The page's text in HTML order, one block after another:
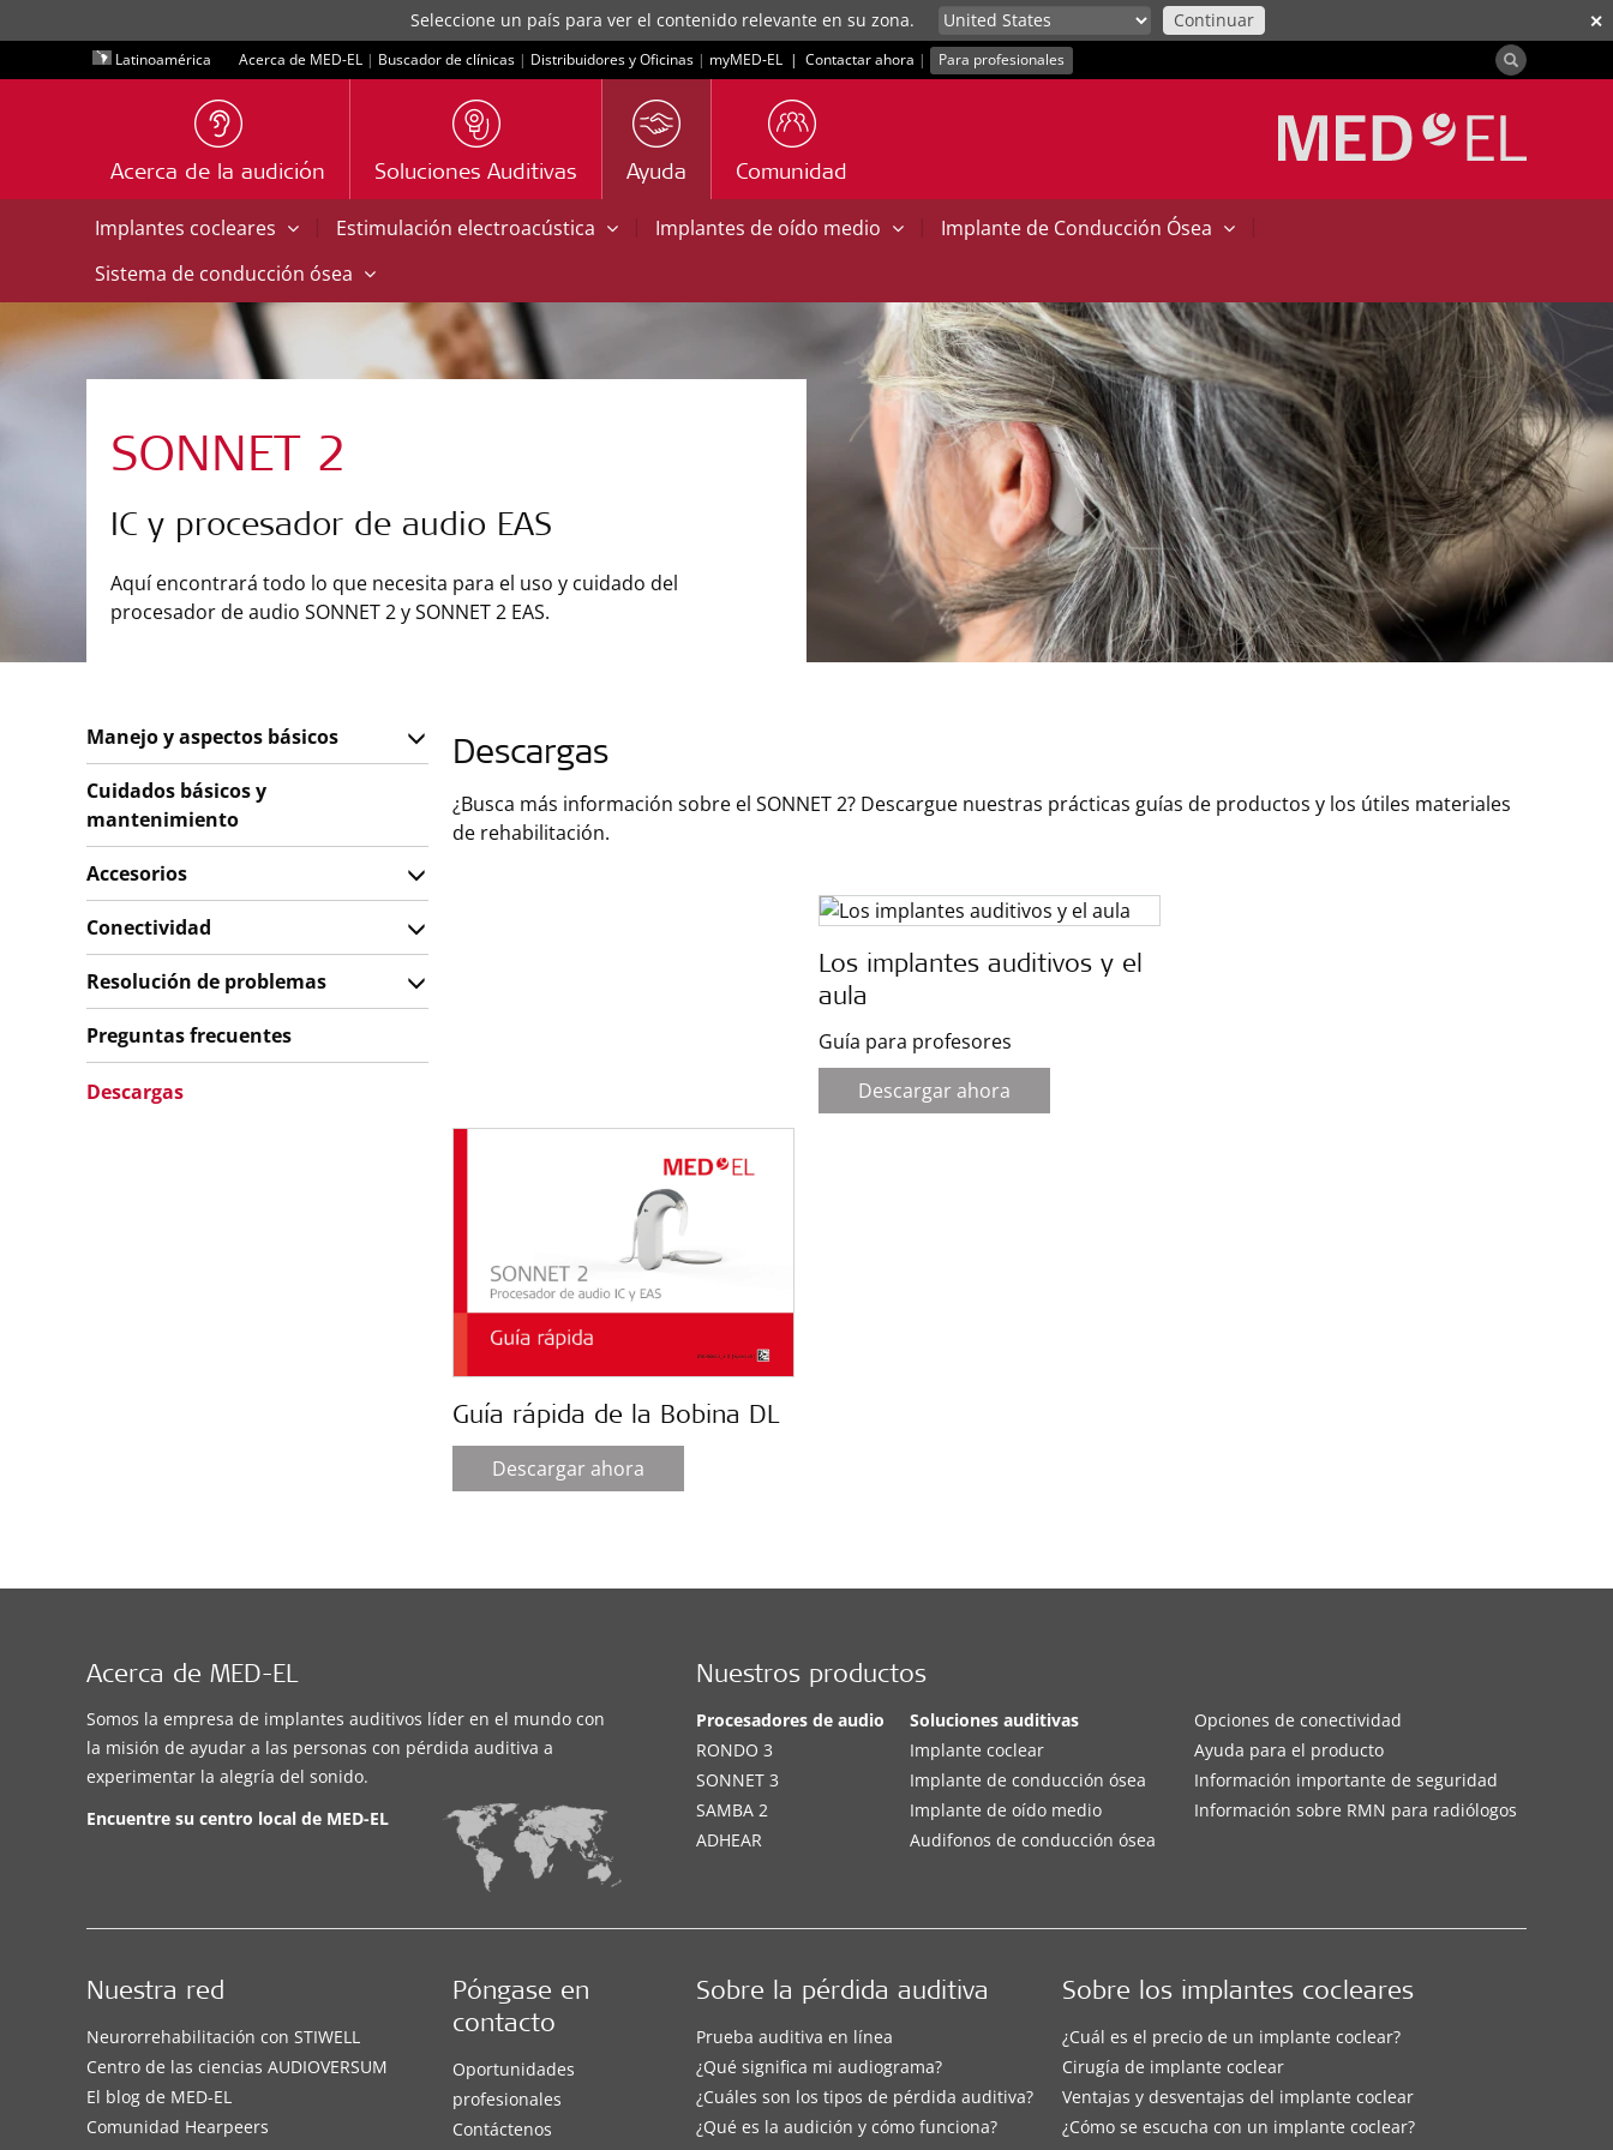
✕
Seleccione un país para ver el contenido relevante en su zona. Continuar
Latinoamérica Acerca de MED-EL | Buscador de clínicas | Distribuidores y Oficinas | myMED‑EL | Contactar ahora | Para profesionales
Acerca de la audición Soluciones Auditivas Ayuda Comunidad
Implantes cocleares | Estimulación electroacústica | Implantes de oído medio | Implante de Conducción Ósea
|
Sistema de conducción ósea
SONNET 2
IC y procesador de audio EAS
Aquí encontrará todo lo que necesita para el uso y cuidado del
procesador de audio SONNET 2 y SONNET 2 EAS.
Descargas
¿Busca más información sobre el SONNET 2? Descargue nuestras prácticas guías de productos y los útiles materiales
de rehabilitación.
Guía rápida de la Bobina DL
Descargar ahora
Los implantes auditivos y el
aula
Guía para profesores
Descargar ahora
Manejo y aspectos básicos
Cuidados básicos y
mantenimiento
Accesorios
Conectividad
Resolución de problemas
Preguntas frecuentes
Descargas
Acerca de MED-EL
Somos la empresa de implantes auditivos líder en el mundo con
la misión de ayudar a las personas con pérdida auditiva a
experimentar la alegría del sonido.
Encuentre su centro local de MED-EL
Nuestros productos
Procesadores de audio
RONDO 3
SONNET 3
SAMBA 2
ADHEAR
Soluciones auditivas
Implante coclear
Implante de conducción ósea
Implante de oído medio
Audifonos de conducción ósea
Opciones de conectividad
Ayuda para el producto
Información importante de seguridad
Información sobre RMN para radiólogos
Sobre la pérdida auditiva
Prueba auditiva en línea
¿Qué significa mi audiograma?
¿Cuáles son los tipos de pérdida auditiva?
¿Qué es la audición y cómo funciona?
Sobre los implantes cocleares
¿Cuál es el precio de un implante coclear?
Cirugía de implante coclear
Ventajas y desventajas del implante coclear
¿Cómo se escucha con un implante coclear?
Nuestra red
Neurorrehabilitación con STIWELL
Centro de las ciencias AUDIOVERSUM
El blog de MED-EL
Comunidad Hearpeers
Póngase en
contacto
Oportunidades
profesionales
Contáctenos